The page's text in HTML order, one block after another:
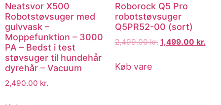
Neatsvor X500
Robotstøvsuger med
gulvvask –
Moppefunktion – 3000
PA – Bedst i test
støvsuger til hundehår
dyrehår – Vacuum
2,490.00 kr.
Roborock Q5 Pro
robotstøvsuger
Q5PR52-00 (sort)
2,499.00kr. 1,499.00 kr.
Køb vare